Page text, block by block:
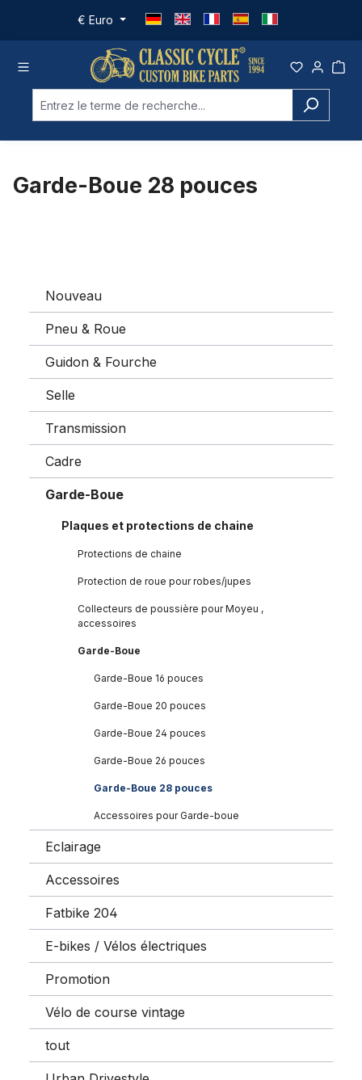
Passer au contenu principal
€ Euro
Garde-Boue 28 pouces
Nouveau
Pneu & Roue
Guidon & Fourche
Selle
Transmission
Cadre
Garde-Boue
Plaques et protections de chaine
Protections de chaine
Protection de roue pour robes/jupes
Collecteurs de poussière pour Moyeu ,
accessoires
Garde-Boue
Garde-Boue 16 pouces
Garde-Boue 20 pouces
Garde-Boue 24 pouces
Garde-Boue 26 pouces
Garde-Boue 28 pouces
Accessoires pour Garde-boue
Eclairage
Accessoires
Fatbike 204
E-bikes / Vélos électriques
Promotion
Vélo de course vintage
tout